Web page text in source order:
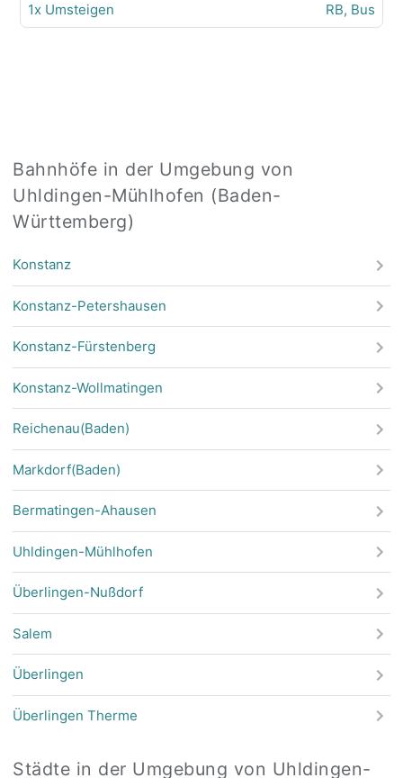
1x Umsteigen RB, Bus
Bahnhöfe in der Umgebung von
Uhldingen-Mühlhofen (Baden-
Württemberg)
Konstanz
Konstanz-Petershausen
Konstanz-Fürstenberg
Konstanz-Wollmatingen
Reichenau(Baden)
Markdorf(Baden)
Bermatingen-Ahausen
Uhldingen-Mühlhofen
Überlingen-Nußdorf
Salem
Überlingen
Überlingen Therme
Städte in der Umgebung von Uhldingen-